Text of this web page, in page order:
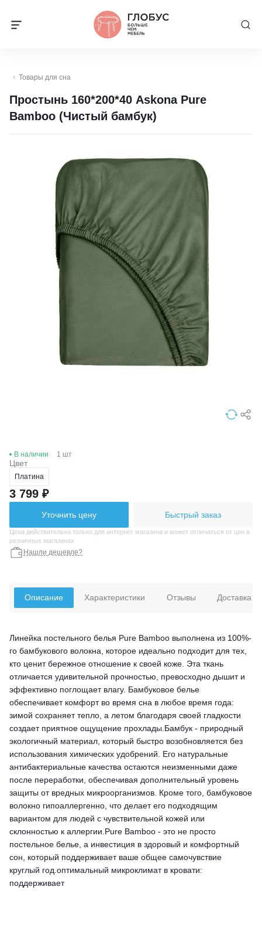
Товары для сна
Простынь 160*200*40 Askona Pure
Bamboo (Чистый бамбук)
В наличии 1 шт
Цвет
Платина
3 799 ₽
Уточнить цену Быстрый заказ
Цена действительна только для интернет магазина и может отличаться от цен в
розничных магазинах
Нашли дешевле?
Описание
Линейка постельного белья Pure Bamboo выполнена из 100%-
го бамбукового волокна, которое идеально подходит для тех,
кто ценит бережное отношение к своей коже. Эта ткань
отличается удивительной прочностью, превосходно дышит и
эффективно поглощает влагу. Бамбуковое белье
обеспечивает комфорт во время сна в любое время года:
зимой сохраняет тепло, а летом благодаря своей гладкости
создает приятное ощущение прохлады.Бамбук - природный
экологичный материал, который быстро возобновляется без
использования химических удобрений. Его натуральные
антибактериальные качества остаются неизменными даже
после переработки, обеспечивая дополнительный уровень
защиты от вредных микроорганизмов. Кроме того, бамбуковое
волокно гипоаллергенно, что делает его подходящим
вариантом для людей с чувствительной кожей или
склонностью к аллергии.Pure Bamboo - это не просто
постельное белье, а инвестиция в здоровый и комфортный
сон, который поддерживает ваше общее самочувствие
круглый год.оптимальный микроклимат в кровати:
поддерживает
Характеристики Отзывы Доставка